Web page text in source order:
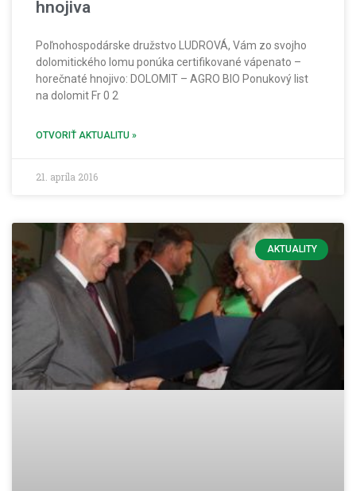
hnojiva
Poľnohospodárske družstvo LUDROVÁ, Vám zo svojho
dolomitického lomu ponúka certifikované vápenato –
horečnaté hnojivo: DOLOMIT – AGRO BIO Ponukový list
na dolomit Fr 0 2
OTVORIŤ AKTUALITU »
21. apríla 2016
AKTUALITY